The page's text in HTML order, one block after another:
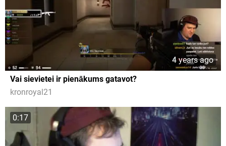
4 years ago
Vai sievietei ir pienākums gatavot?
kronroyal21
0:17